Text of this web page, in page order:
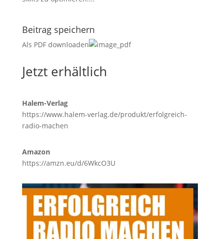
Beitrag speichern
Als PDF downloaden
Jetzt erhältlich
Halem-Verlag
https://www.halem-verlag.de/produkt/erfolgreich-
radio-machen
Amazon
https://amzn.eu/d/6WkcO3U